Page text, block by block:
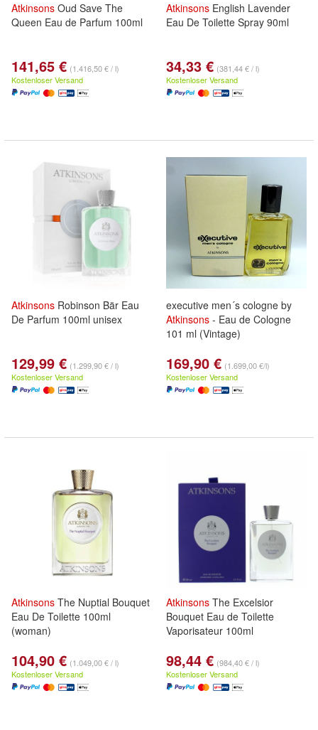
Atkinsons Oud Save The
Queen Eau de Parfum 100ml
141,65 € (1.416,50 € / l)
Kostenloser Versand
Atkinsons English Lavender
Eau De Toilette Spray 90ml
34,33 € (381,44 € / l)
Kostenloser Versand
Atkinsons Robinson Bär Eau
De Parfum 100ml unisex
129,99 € (1.299,90 € / l)
Kostenloser Versand
executive men´s cologne by
Atkinsons - Eau de Cologne
101 ml (Vintage)
169,90 € (1.699,00 €/l)
Kostenloser Versand
Atkinsons The Nuptial Bouquet
Eau De Toilette 100ml
(woman)
104,90 € (1.049,00 € / l)
Kostenloser Versand
Atkinsons The Excelsior
Bouquet Eau de Toilette
Vaporisateur 100ml
98,44 € (984,40 € / l)
Kostenloser Versand